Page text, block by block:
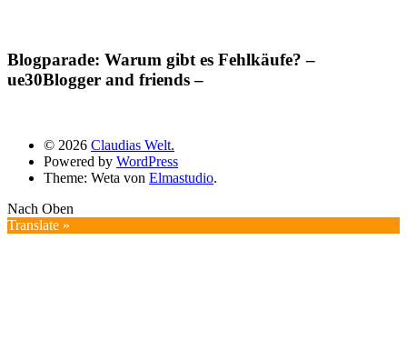
Blogparade: Warum gibt es Fehlkäufe? –
ue30Blogger and friends –
© 2026 Claudias Welt.
Powered by WordPress
Theme: Weta von Elmastudio.
Nach Oben
Translate »